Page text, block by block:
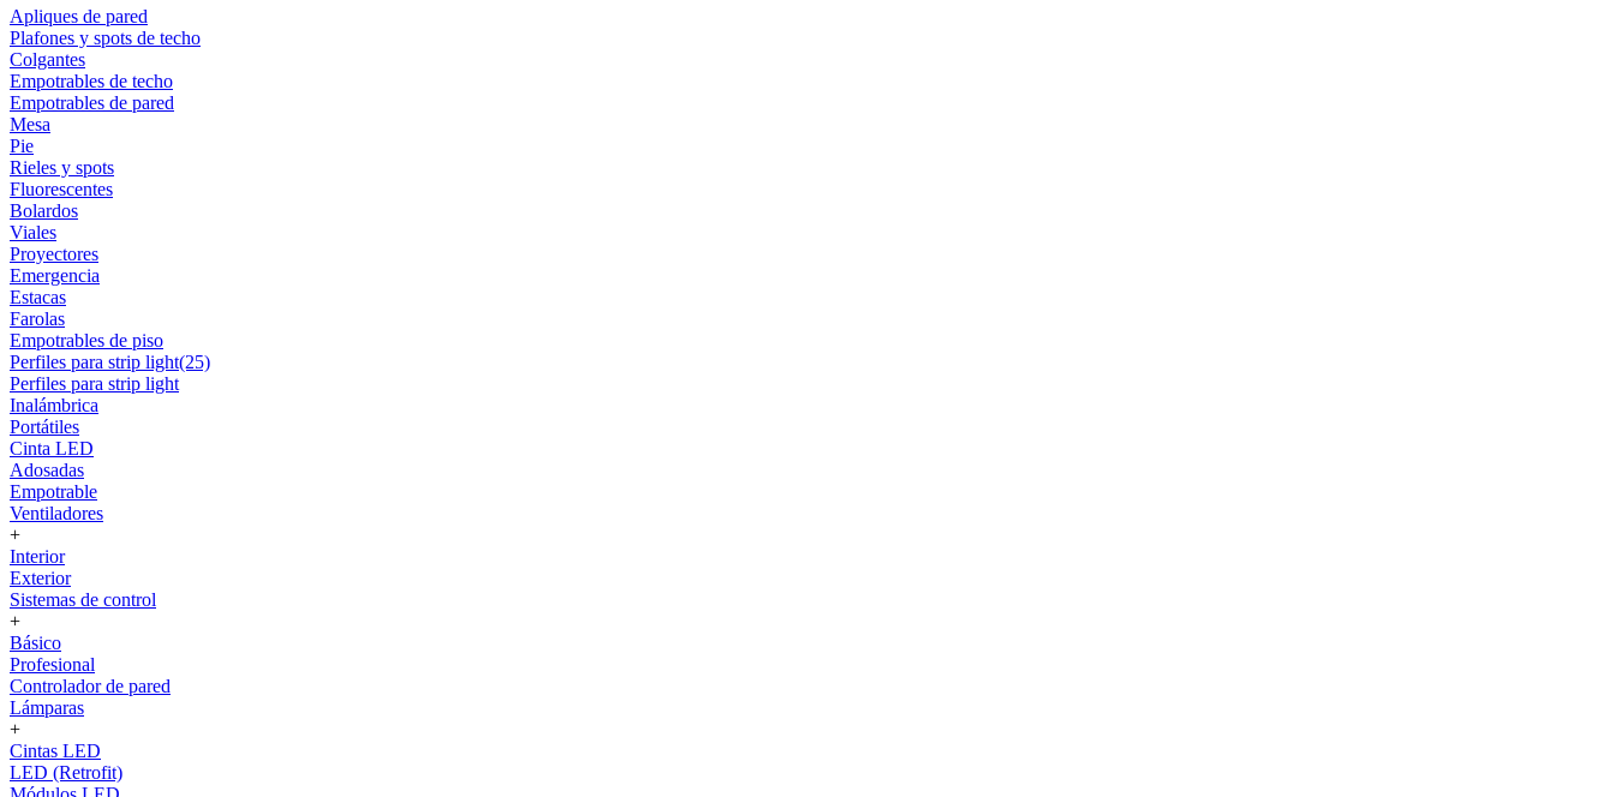
Apliques de pared
Plafones y spots de techo
Colgantes
Empotrables de techo
Empotrables de pared
Mesa
Pie
Rieles y spots
Fluorescentes
Bolardos
Viales
Proyectores
Emergencia
Estacas
Farolas
Empotrables de piso
Perfiles para strip light(25)
Perfiles para strip light
Inalámbrica
Portátiles
Cinta LED
Adosadas
Empotrable
Ventiladores
+
Interior
Exterior
Sistemas de control
+
Básico
Profesional
Controlador de pared
Lámparas
+
Cintas LED
LED (Retrofit)